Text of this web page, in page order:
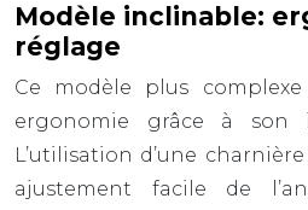
Modèle inclinable:
réglage
Ce modèle plus
ergonomie grâce à son
L’utilisation d’une
ajustement facile de